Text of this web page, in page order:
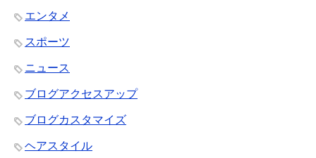
エンタメ
スポーツ
ニュース
ブログアクセスアップ
ブログカスタマイズ
ヘアスタイル